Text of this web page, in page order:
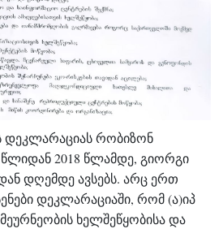
დეკლარაციას რობიზონ
2018 წლამდე, გიორგი
დღემდე ავსებს. არც ერთ
დეკლარაციაში, რომ (ა)იპ
ხელშეწყობისა და